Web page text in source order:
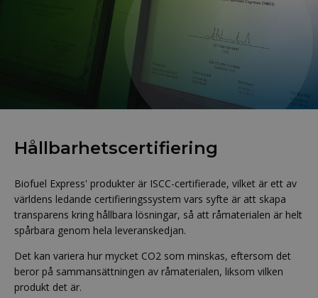
Hållbarhetscertifiering
Biofuel Express' produkter är ISCC-certifierade, vilket är ett av
världens ledande certifieringssystem vars syfte är att skapa
transparens kring hållbara lösningar, så att råmaterialen är helt
spårbara genom hela leveranskedjan.
Det kan variera hur mycket CO2 som minskas, eftersom det
beror på sammansättningen av råmaterialen, liksom vilken
produkt det är.